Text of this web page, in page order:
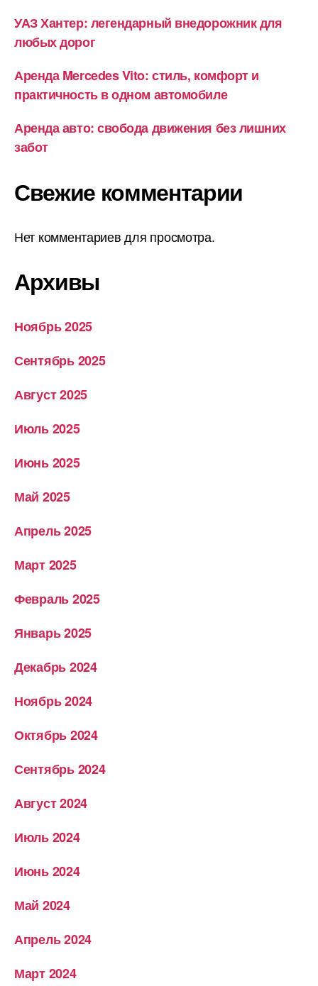
УАЗ Хантер: легендарный внедорожник для
любых дорог
Аренда Mercedes Vito: стиль, комфорт и
практичность в одном автомобиле
Аренда авто: свобода движения без лишних
забот
Свежие комментарии
Нет комментариев для просмотра.
Архивы
Ноябрь 2025
Сентябрь 2025
Август 2025
Июль 2025
Июнь 2025
Май 2025
Апрель 2025
Март 2025
Февраль 2025
Январь 2025
Декабрь 2024
Ноябрь 2024
Октябрь 2024
Сентябрь 2024
Август 2024
Июль 2024
Июнь 2024
Май 2024
Апрель 2024
Март 2024